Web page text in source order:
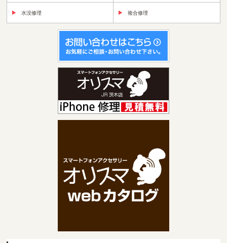
水没修理 複合修理